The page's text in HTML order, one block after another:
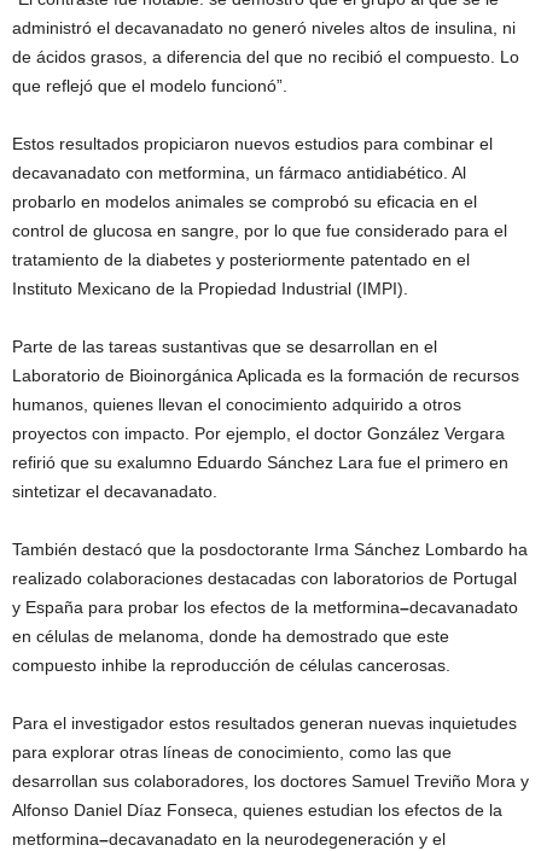
administró el decavanadato no generó niveles altos de insulina, ni
de ácidos grasos, a diferencia del que no recibió el compuesto. Lo
que reflejó que el modelo funcionó”.
Estos resultados propiciaron nuevos estudios para combinar el
decavanadato con metformina, un fármaco antidiabético. Al
probarlo en modelos animales se comprobó su eficacia en el
control de glucosa en sangre, por lo que fue considerado para el
tratamiento de la diabetes y posteriormente patentado en el
Instituto Mexicano de la Propiedad Industrial (IMPI).
Parte de las tareas sustantivas que se desarrollan en el
Laboratorio de Bioinorgánica Aplicada es la formación de recursos
humanos, quienes llevan el conocimiento adquirido a otros
proyectos con impacto. Por ejemplo, el doctor González Vergara
refirió que su exalumno Eduardo Sánchez Lara fue el primero en
sintetizar el decavanadato.
También destacó que la posdoctorante Irma Sánchez Lombardo ha
realizado colaboraciones destacadas con laboratorios de Portugal
y España para probar los efectos de la metformina–decavanadato
en células de melanoma, donde ha demostrado que este
compuesto inhibe la reproducción de células cancerosas.
Para el investigador estos resultados generan nuevas inquietudes
para explorar otras líneas de conocimiento, como las que
desarrollan sus colaboradores, los doctores Samuel Treviño Mora y
Alfonso Daniel Díaz Fonseca, quienes estudian los efectos de la
metformina–decavanadato en la neurodegeneración y el